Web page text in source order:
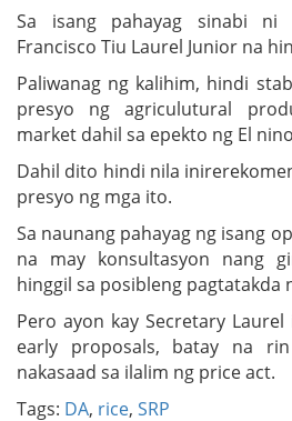
Sa isang pahayag sinabi ni
Francisco Tiu Laurel Junior na
Paliwanag ng kalihim, hindi
presyo ng agriculutural
market dahil sa epekto ng El
Dahil dito hindi nila
presyo ng mga ito.
Sa naunang pahayag ng isang
na may konsultasyon nang
hinggil sa posibleng pagtatakda
Pero ayon kay Secretary
early proposals, batay na
nakasaad sa ilalim ng price act.
Tags: DA, rice, SRP